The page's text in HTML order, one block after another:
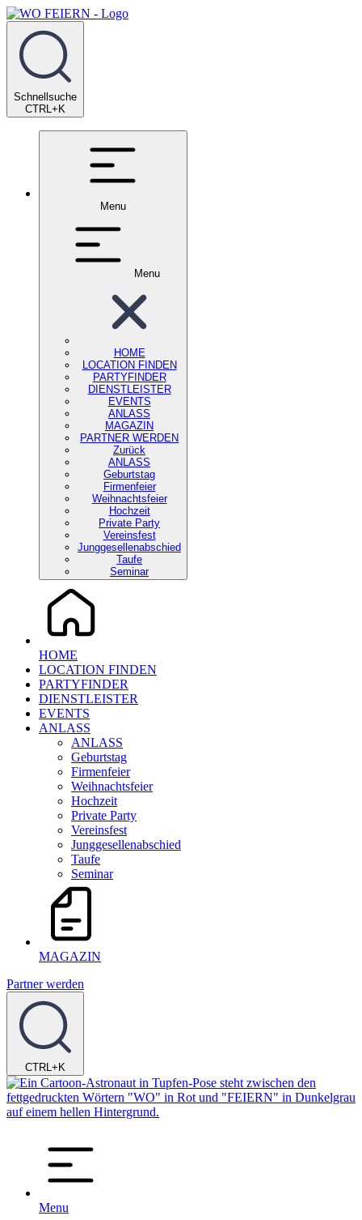
Schnellsuche
CTRL+K
Menu
Menu
HOME
LOCATION FINDEN
PARTYFINDER
DIENSTLEISTER
EVENTS
ANLASS
MAGAZIN
PARTNER WERDEN
Zurück
ANLASS
Geburtstag
Firmenfeier
Weihnachtsfeier
Hochzeit
Private Party
Vereinsfest
Junggesellenabschied
Taufe
Seminar
HOME
LOCATION FINDEN
PARTYFINDER
DIENSTLEISTER
EVENTS
ANLASS
ANLASS
Geburtstag
Firmenfeier
Weihnachtsfeier
Hochzeit
Private Party
Vereinsfest
Junggesellenabschied
Taufe
Seminar
MAGAZIN
Partner werden
CTRL+K
Menu